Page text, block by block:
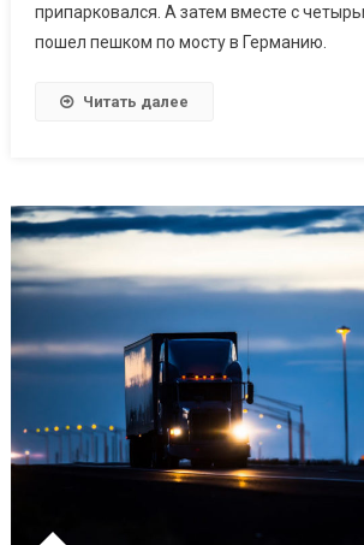
припарковался. А затем вместе с
пошел пешком по мосту в Германию.
Читать далее